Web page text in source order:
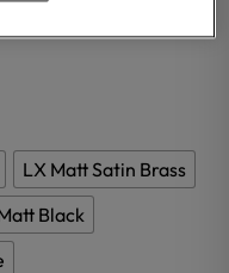
LX Matt Satin Brass
Black